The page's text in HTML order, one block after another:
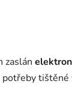
zaslán
tištěné